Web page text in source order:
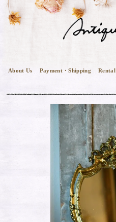
About Us Payment・Shipping